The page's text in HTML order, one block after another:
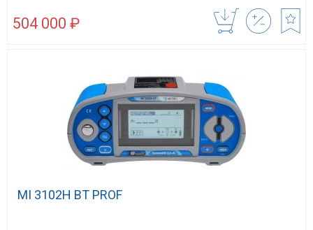
504 000 ₽
MI 3102H BT PROF